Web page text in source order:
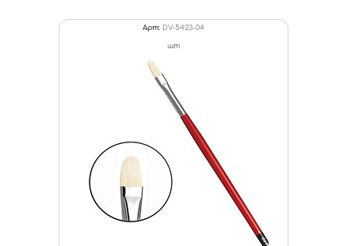
Арт: DV-5423-04
шт